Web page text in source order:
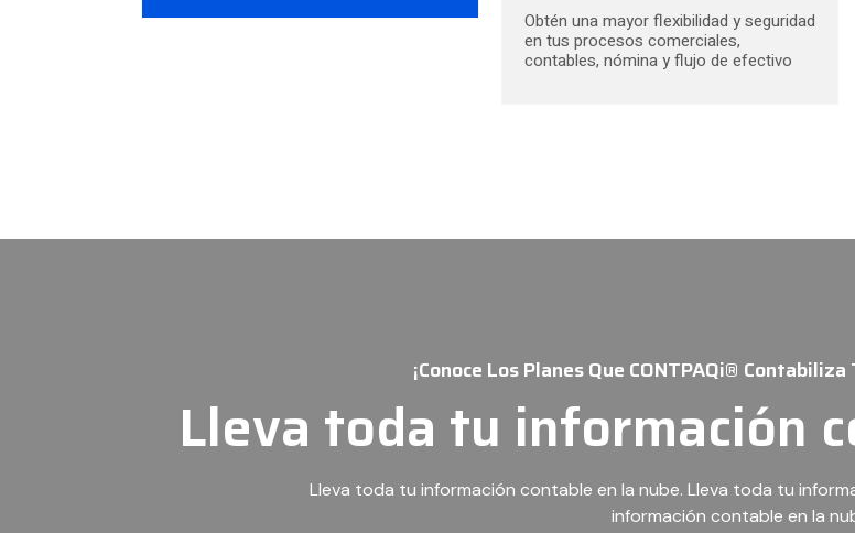
Obtén una mayor flexibilidad y seguridad
en tus procesos comerciales,
contables, nómina y flujo de efectivo
¡Conoce Los Planes Que CONTPAQi®
Lleva toda tu información
Lleva toda tu información contable en la nube. Lleva toda tu
información contable en la